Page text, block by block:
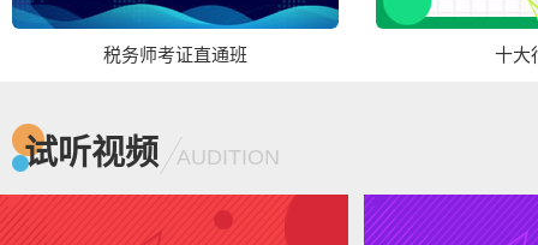
税务师考证直通班 十大
试听视频 AUDITION